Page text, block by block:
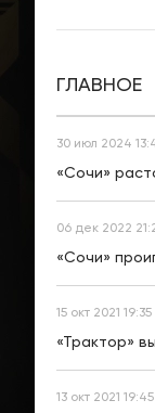
ГЛАВНОЕ
30 июл 2024
«Сочи»
06 дек 2022
«Сочи»
15 окт 2021 19:35
«Трактор»
13 окт 2021 19:45